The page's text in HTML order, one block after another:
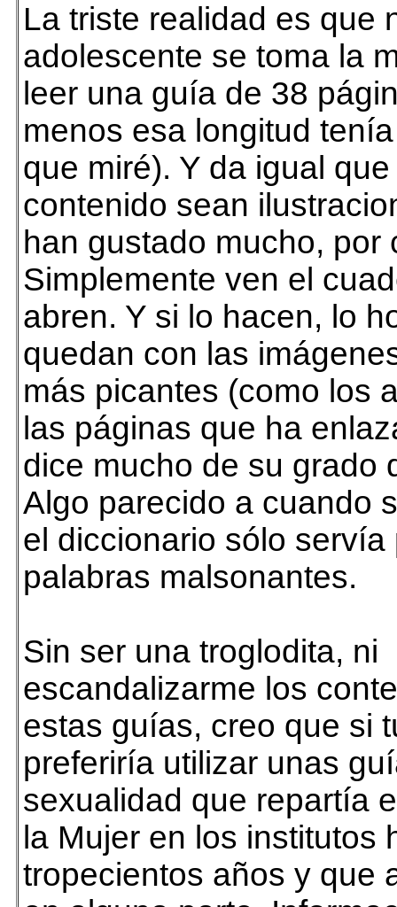
La triste realidad es que
adolescente se toma la
leer una guía de 38
menos esa longitud
que miré). Y da igual
contenido sean
han gustado mucho, por
Simplemente ven el
abren. Y si lo hacen, lo
quedan con las
más picantes (como los
las páginas que ha
dice mucho de su grado
Algo parecido a cuando
el diccionario sólo servía
palabras malsonantes.
Sin ser una troglodita, ni
escandalizarme los
estas guías, creo que si
preferiría utilizar unas
sexualidad que repartía
la Mujer en los institutos
tropecientos años y que